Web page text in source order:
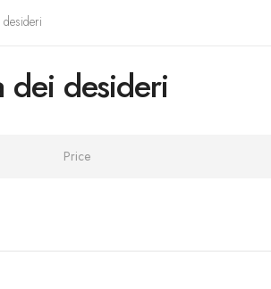
desideri
dei desideri
Price